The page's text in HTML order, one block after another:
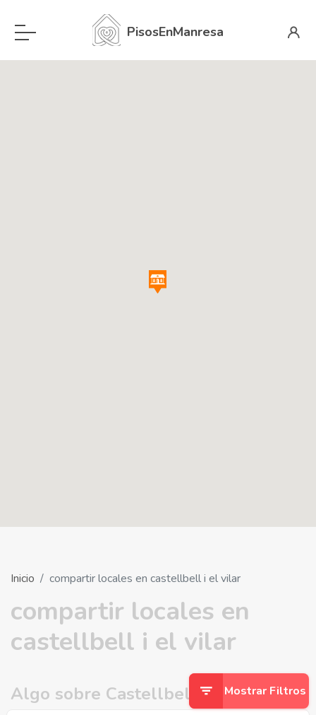
PisosEnManresa
Inicio compartir locales en castellbell i el vilar
compartir locales en
castellbell i el vilar
Mostrar Filtros
Algo sobre Castellbell i el Vilar